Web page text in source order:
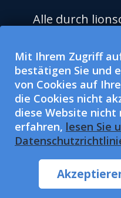
Mit Ihrem Zugriff
bestätigen Sie und
von Cookies auf
die Cookies nicht
diese Website nicht
erfahren, lesen Sie
Alle durch
International
eine nach
Clubs
501(c)(4)
Organisation
annehmen oder
bieten